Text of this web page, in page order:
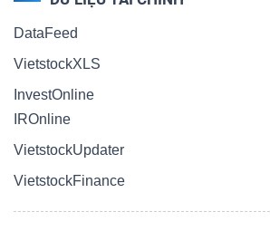
DataFeed
VietstockXLS
InvestOnline
IROnline
VietstockUpdater
VietstockFinance